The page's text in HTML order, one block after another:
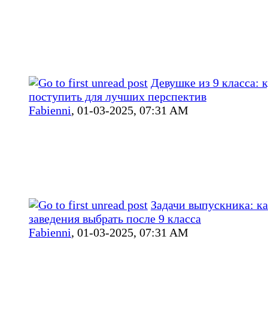
Девушке из 9 класса:
поступить для лучших перспектив
Fabienni, 01-03-2025, 07:31 AM
Задачи выпускника:
заведения выбрать после 9 класса
Fabienni, 01-03-2025, 07:31 AM